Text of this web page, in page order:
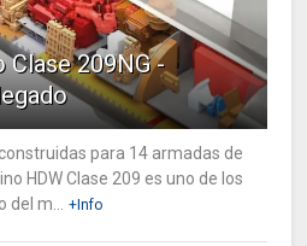
Clase 209NG -
para 14 armadas de
HDW Clase 209 es uno de los
m...
+Info